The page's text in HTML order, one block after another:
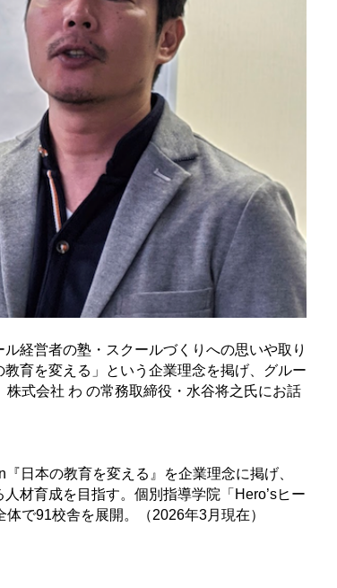
経営者の塾・スクールづくりへの思いや取り
育を変える」という企業理念を掲げ、グルー
式会社 わ の常務取締役・水谷将之氏にお話
日本の教育を変える』を企業理念に掲げ、
材育成を目指す。個別指導学院「Hero’sヒー
で91校舎を展開。（2026年3月現在）